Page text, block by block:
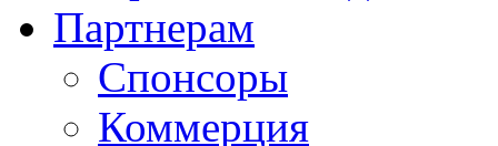
Партнерам
Спонсоры
Коммерция